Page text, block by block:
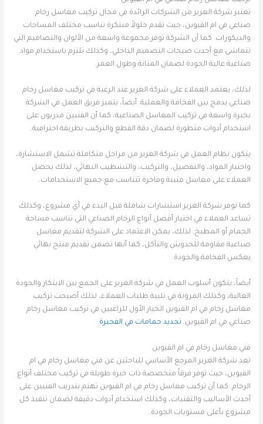
تعتبر شركة الغرير من الشركات الرائدة في مجال تركيب مغاسل رخام
صناعي في ام القيوين، حيث تقدم حلولاً مبتكرة تناسب مختلف المساحات
والديكورات. كما أن الشركة توفر مجموعة واسعة من الألوان والتصاميم التي
تتماشى مع أحدث صيحات التصميم الداخلي، وكذلك تلتزم باستخدام مواد
صناعية عالية الجودة لضمان المتانة وطول العمر.
لذلك، يعتمد العملاء على شركة الغرير عند الرغبة في تركيب مغاسل رخام
صناعي يدمج بين الفخامة والعملية. أيضاً، يتميز فريق العمل في الشركة
بخبرة واسعة في تركيب المغاسل الصناعية، كما أن الفنيين مدربون على
استخدام أدوات متطورة لضمان دقة القطع والتركيب بطريقة احترافية.
يتكون نظام العمل في شركة الغرير من مراحل متكاملة تشمل الاستشارة،
واختيار المواد، والتفصيل، والتركيب، والتشطيب النهائي، لذلك يحصل
العملاء على مغاسل متينة وفاخرة تتناسب مع جميع الاستخدامات.
كما توفر شركة الغرير استشارات شاملة قبل البدء في أي مشروع، وكذلك
تساعد العملاء في اختيار أفضل أنواع الرخام الصناعي التي تناسب مساحة
الحمام أو المطبخ. لذلك، يمكن الاعتماد على الشركة لتقديم مغاسل
صناعية مقاومة للخدوش والتآكل، كما أنها تضمن تقديم منتج نهائي
يعكس الفخامة والجودة.
أيضاً، يتكون أسلوب العمل في شركة الغرير على الجمع بين الابتكار والجودة
العالية، وكذلك المرونة في تلبية طلبات العملاء، لذلك أصبحت تركيب
مغاسل رخام في ام القيوين الخيار الأول للراغبين في تركيب مغاسل رخام
صناعي في ام القيوين. تجديد حمامات في الفجيرة
فني مغاسل رخام في ام القيوين
تعد شركة الغرير المرجع الأساسي للباحثين عن فني مغاسل رخام في ام
القيوين، حيث توفر فرقاً متخصصة ذات خبرة طويلة في تركيب مختلف أنواع
الرخام. كما أن تركيب مغاسل رخام في ام القيوين تهتم بتدريب الفنيين على
أحدث الأساليب والتقنيات، وكذلك استخدام أدوات دقيقة لضمان تنفيذ كل
مشروع بأعلى مستويات الجودة.